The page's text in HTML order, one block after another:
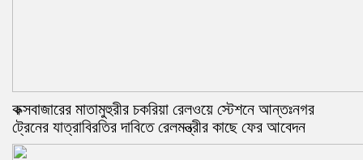
কক্সবাজারের মাতামুহুরীর চকরিয়া রেলওয়ে স্টেশনে আন্তঃনগর
ট্রেনের যাত্রাবিরতির দাবিতে রেলমন্ত্রীর কাছে ফের আবেদন